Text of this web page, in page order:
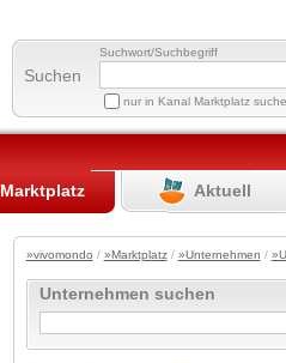
Suchen
Suchwort/Suchbegriff
nur in Kanal Marktplatz
Marktplatz Aktuell
»vivomondo / »Marktplatz/ »Unternehmen /
Unternehmen suchen